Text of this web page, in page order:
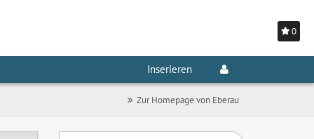
0
Inserieren
Zur Homepage von Eberau